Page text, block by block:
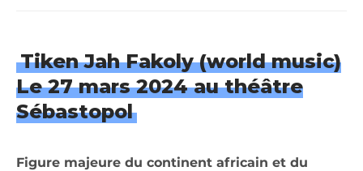
Tiken Jah Fakoly (world music)
Le 27 mars 2024 au théâtre
Sébastopol
Figure majeure du continent africain et du